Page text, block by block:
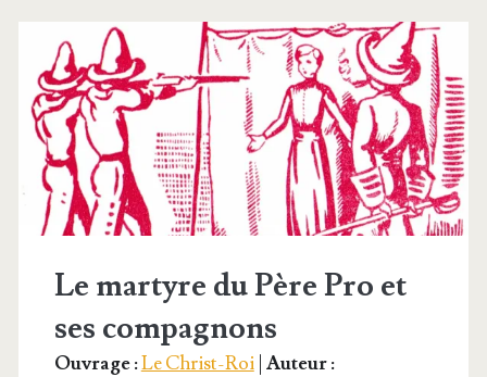
Le martyre du Père Pro et
ses compagnons
Ouvrage :Le Christ-Roi| Auteur :